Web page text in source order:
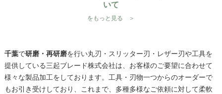
いて
をもっと見る ＞
千葉で研磨・再研磨を行い丸刃・スリッター刃・レザー刃や工具を
提供している三起ブレード株式会社は、お客様のご要望に合わせて
様々な製品加工をしております。工具・刃物一つからのオーダーで
もお引き受けしており、これまで、多種多様なご依頼に対して柔軟